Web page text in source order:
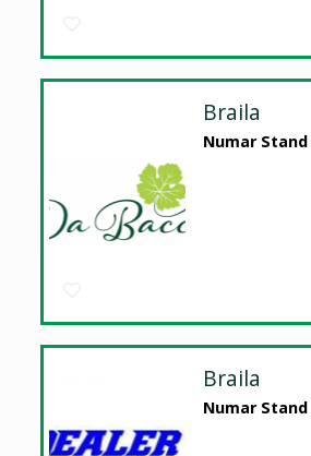
Braila
Numar Stand
Braila
Numar Stand